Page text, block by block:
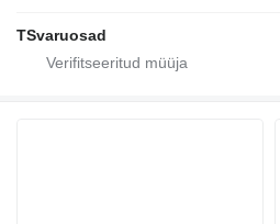
TSvaruosad